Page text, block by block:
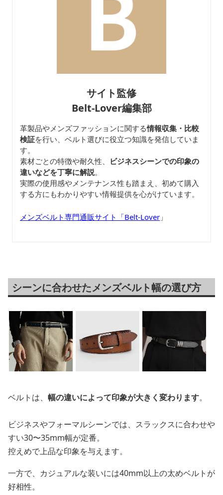
サイト監修
Belt-Lover編集部
革製品やメンズファッションに関する情報収集・比較
検証を行い、ベルト選びに役立つ知識を発信していま
す。
素材ごとの特徴や耐久性、 ビジネスシーンでの印象の
違いなどを丁寧に解説。
実際の使用感やメンテナンス性も踏まえ、初めて購入
する方にもわかりやすい情報提供を心がけています。
メンズベルト専門通販サイト「Belt-Lover 」
シーンに合わせたメンズベルト幅の選び方
ベルトは、 幅の違いによって印象が大きく変わります。
ビジネスやフォーマルシーンでは、スラックスに合わせや
すい30〜35mm幅が定番。
控えめで上品な印象を与えます。
一方で、カジュアルな装いには40mm以上の太めベルトが
好相性。